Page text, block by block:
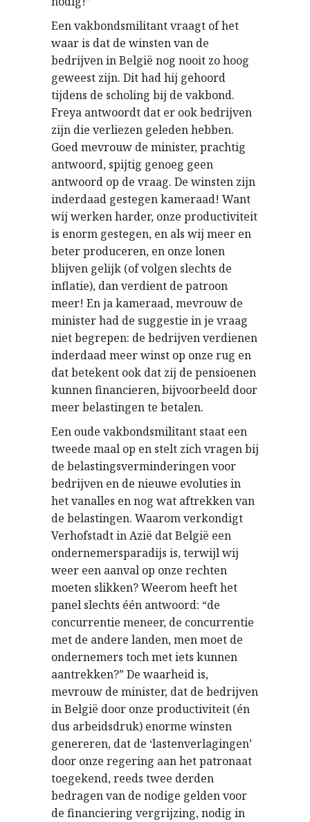
Een vakbondsmilitant vraagt of het
waar is dat de winsten van de
bedrijven in België nog nooit zo hoog
geweest zijn. Dit had hij gehoord
tijdens de scholing bij de vakbond.
Freya antwoordt dat er ook bedrijven
zijn die verliezen geleden hebben.
Goed mevrouw de minister, prachtig
antwoord, spijtig genoeg geen
antwoord op de vraag. De winsten zijn
inderdaad gestegen kameraad! Want
wij werken harder, onze productiviteit
is enorm gestegen, en als wij meer en
beter produceren, en onze lonen
blijven gelijk (of volgen slechts de
inflatie), dan verdient de patroon
meer! En ja kameraad, mevrouw de
minister had de suggestie in je vraag
niet begrepen: de bedrijven verdienen
inderdaad meer winst op onze rug en
dat betekent ook dat zij de pensioenen
kunnen financieren, bijvoorbeeld door
meer belastingen te betalen.
Een oude vakbondsmilitant staat een
tweede maal op en stelt zich vragen bij
de belastingsverminderingen voor
bedrijven en de nieuwe evoluties in
het vanalles en nog wat aftrekken van
de belastingen. Waarom verkondigt
Verhofstadt in Azië dat België een
ondernemersparadijs is, terwijl wij
weer een aanval op onze rechten
moeten slikken? Weerom heeft het
panel slechts één antwoord: “de
concurrentie meneer, de concurrentie
met de andere landen, men moet de
ondernemers toch met iets kunnen
aantrekken?” De waarheid is,
mevrouw de minister, dat de bedrijven
in België door onze productiviteit (én
dus arbeidsdruk) enorme winsten
genereren, dat de ‘lastenverlagingen’
door onze regering aan het patronaat
toegekend, reeds twee derden
bedragen van de nodige gelden voor
de financiering vergrijzing, nodig in